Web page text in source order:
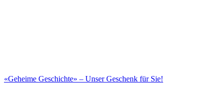
«Geheime Geschichte» – Unser Geschenk für Sie!